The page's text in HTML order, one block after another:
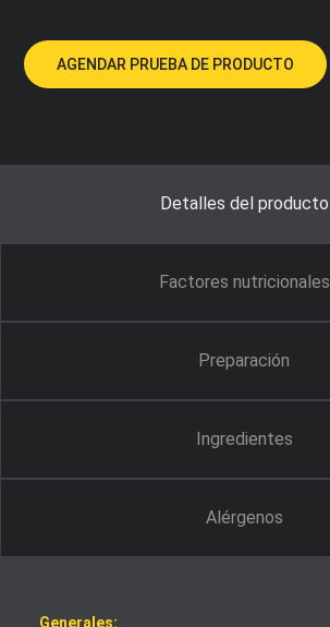
AGENDAR PRUEBA DE PRODUCTO
Detalles del producto
Factores nutricionales
Preparación
Ingredientes
Alérgenos
Generales: